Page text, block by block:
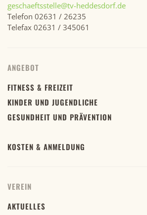
geschaeftsstelle@tv-heddesdorf.de
Telefon 02631 / 26235
Telefax 02631 / 345061
ANGEBOT
FITNESS & FREIZEIT
KINDER UND JUGENDLICHE
GESUNDHEIT UND PRÄVENTION
KOSTEN & ANMELDUNG
VEREIN
AKTUELLES